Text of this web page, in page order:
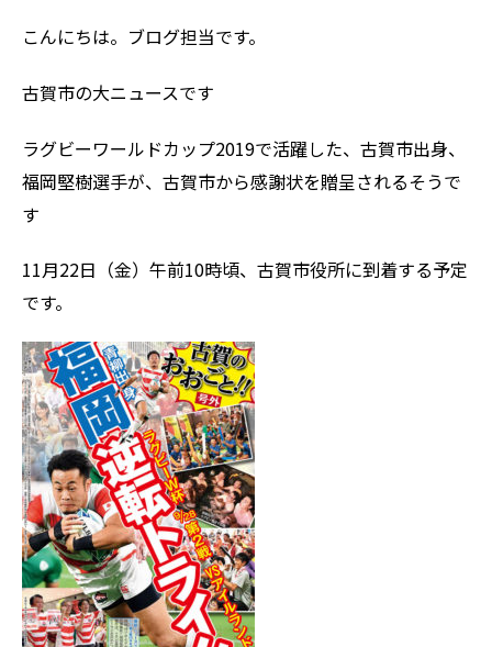
こんにちは。ブログ担当です。
古賀市の大ニュースです
ラグビーワールドカップ2019で活躍した、古賀市出身、
福岡堅樹選手が、古賀市から感謝状を贈呈されるそうで
す
11月22日（金）午前10時頃、古賀市役所に到着する予定
です。